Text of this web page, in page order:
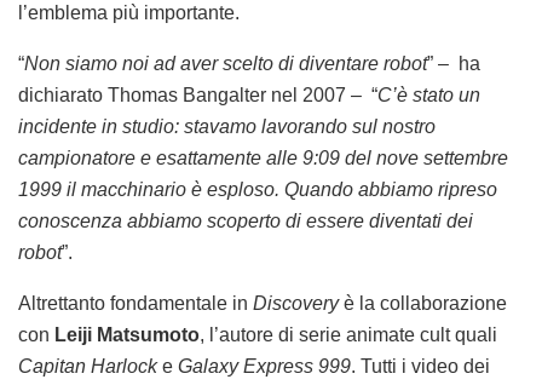
l’emblema più importante.
“Non siamo noi ad aver scelto di diventare robot” – ha
dichiarato Thomas Bangalter nel 2007 – “C’è stato un
incidente in studio: stavamo lavorando sul nostro
campionatore e esattamente alle 9:09 del nove settembre
1999 il macchinario è esploso. Quando abbiamo ripreso
conoscenza abbiamo scoperto di essere diventati dei
robot”.
Altrettanto fondamentale in Discoveryè la collaborazione
con Leiji Matsumoto, l’autore di serie animate cult quali
Capitan Harlocke Galaxy Express 999. Tutti i video dei